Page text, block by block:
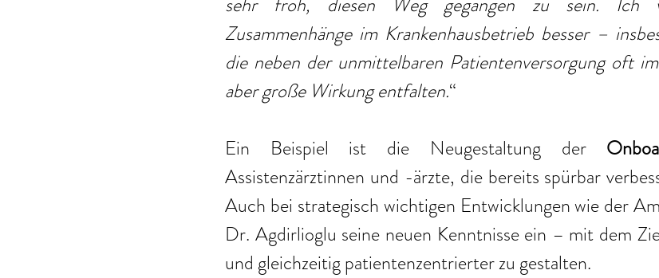
Zusammenhänge im Krankenhausbetrieb besser –
die neben der unmittelbaren Patientenversorgung oft
aber große Wirkung entfalten.“
Ein Beispiel ist die Neugestaltung der
Assistenzärztinnen und -ärzte, die bereits spürbar
Auch bei strategisch wichtigen Entwicklungen wie der
Dr. Agdirlioglu seine neuen Kenntnisse ein – mit dem
und gleichzeitig patientenzentrierter zu gestalten.